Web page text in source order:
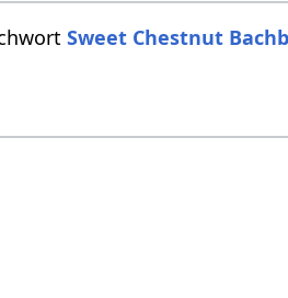
Sweet Chestnut